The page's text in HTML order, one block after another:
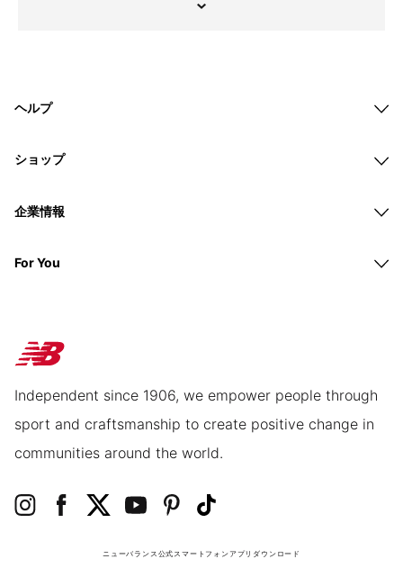
ヘルプ
ショップ
企業情報
For You
Independent since 1906, we empower people through
sport and craftsmanship to create positive change in
communities around the world.
ニューバランス公式スマートフォンアプリ ダウンロード